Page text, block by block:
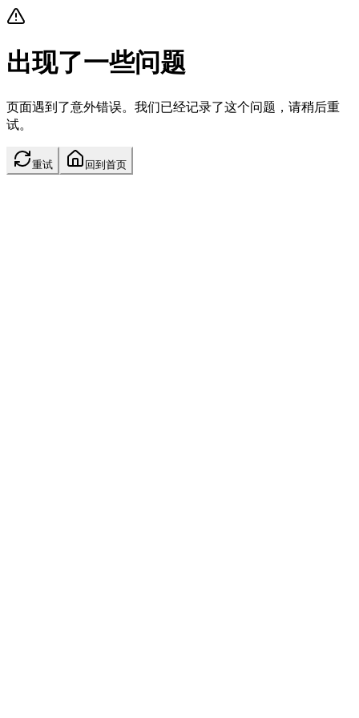
出现了一些问题
页面遇到了意外错误。我们已经记录了这个问题，请稍后重
试。
重试 回到首页